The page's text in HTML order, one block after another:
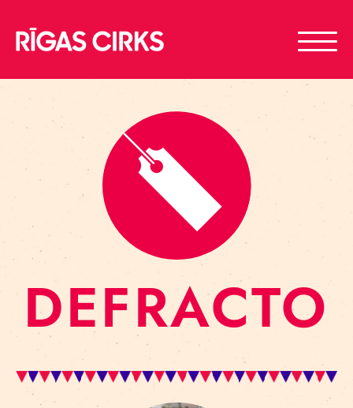
DEFRACTO